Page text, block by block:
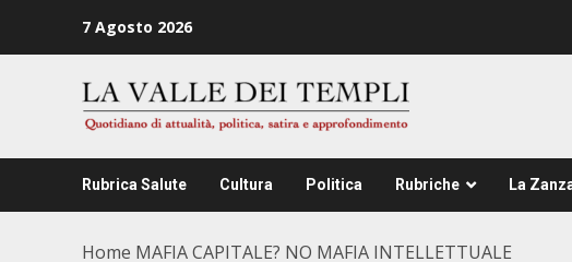
7 Agosto 2026
Rubrica Salute Cultura Politica Rubriche La
Home MAFIA CAPITALE? NO MAFIA INTELLETTUALE